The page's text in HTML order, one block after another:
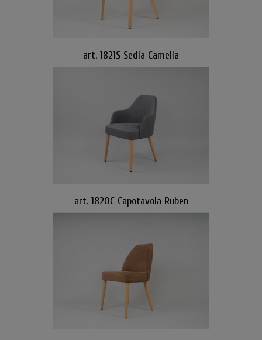
art. 1821S Sedia Camelia
art. 1820C Capotavola Ruben